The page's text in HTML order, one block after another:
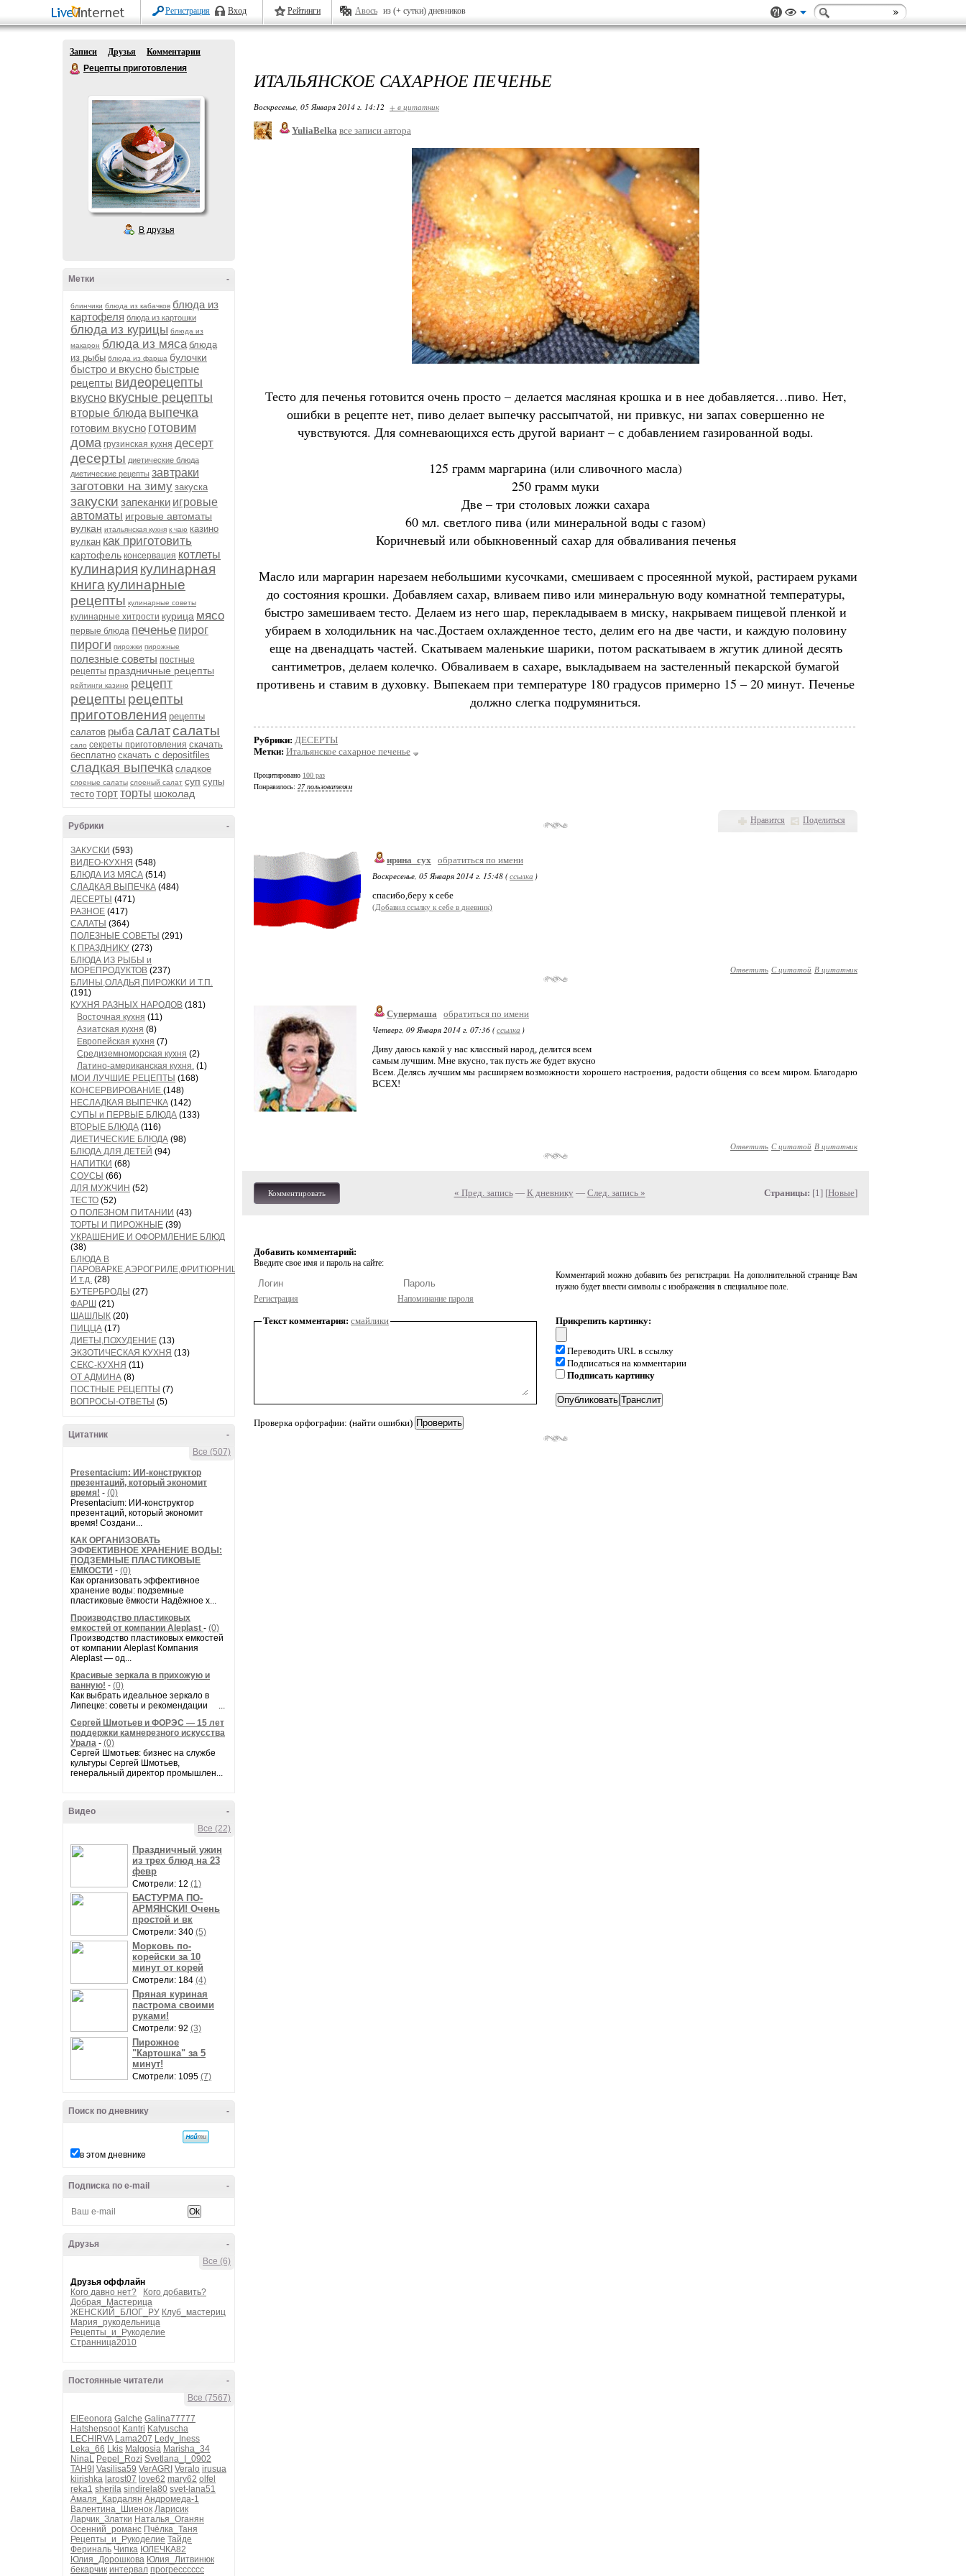
Регистрация Вход Рейтинги Авось из (+ сутки) дневников
Записи Друзья
Комментарии
Рецепты приготовления
В друзья
-
Метки
блинчики блюда из кабачков блюда из
картофеля блюда из картошки
блюда из курицы блюда из
макарон блюда из мяса блюда
из рыбы блюда из фарша булочки
быстро и вкусно быстрые
рецепты видеорецепты
вкусно вкусные рецепты
вторые блюда выпечка
готовим вкусно готовим
дома грузинская кухня десерт
десерты диетические блюда
диетические рецепты завтраки
заготовки на зиму закуска
закуски запеканки игровые
автоматы игровые автоматы
вулкан итальянская кухня к чаю казино
вулкан как приготовить
картофель консервация котлеты
кулинария кулинарная
книга кулинарные
рецепты кулинарные советы
кулинарные хитрости курица мясо
первые блюда печенье пирог
пироги пирожки пирожные
полезные советы постные
рецепты праздничные рецепты
рейтинги казино рецепт
рецепты рецепты
приготовления рецепты
салатов рыбасалатсалаты
сало секреты приготовления скачать
бесплатно скачать с depositfiles
сладкая выпечка сладкое
слоеные салаты слоеный салат суп супы
тесто тортторты шоколад
-
Рубрики
ЗАКУСКИ (593)
ВИДЕО-КУХНЯ (548)
БЛЮДА ИЗ МЯСА (514)
СЛАДКАЯ ВЫПЕЧКА (484)
ДЕСЕРТЫ (471)
РАЗНОЕ (417)
САЛАТЫ (364)
ПОЛЕЗНЫЕ СОВЕТЫ (291)
К ПРАЗДНИКУ (273)
БЛЮДА ИЗ РЫБЫ и
МОРЕПРОДУКТОВ (237)
БЛИНЫ,ОЛАДЬЯ,ПИРОЖКИ И Т.П.
(191)
КУХНЯ РАЗНЫХ НАРОДОВ (181)
Восточная кухня (11)
Азиатская кухня (8)
Европейская кухня (7)
Средиземноморская кухня (2)
Латино-американская кухня. (1)
МОИ ЛУЧШИЕ РЕЦЕПТЫ (168)
КОНСЕРВИРОВАНИЕ (148)
НЕСЛАДКАЯ ВЫПЕЧКА (142)
СУПЫ и ПЕРВЫЕ БЛЮДА (133)
ВТОРЫЕ БЛЮДА (116)
ДИЕТИЧЕСКИЕ БЛЮДА (98)
БЛЮДА ДЛЯ ДЕТЕЙ (94)
НАПИТКИ (68)
СОУСЫ (66)
ДЛЯ МУЖЧИН (52)
ТЕСТО (52)
О ПОЛЕЗНОМ ПИТАНИИ (43)
ТОРТЫ И ПИРОЖНЫЕ (39)
УКРАШЕНИЕ И ОФОРМЛЕНИЕ БЛЮД
(38)
БЛЮДА В
ПАРОВАРКЕ,АЭРОГРИЛЕ,ФРИТЮРНИЦЕ
И т.д. (28)
БУТЕРБРОДЫ (27)
ФАРШ (21)
ШАШЛЫК (20)
ПИЦЦА (17)
ДИЕТЫ,ПОХУДЕНИЕ (13)
ЭКЗОТИЧЕСКАЯ КУХНЯ (13)
СЕКС-КУХНЯ (11)
ОТ АДМИНА (8)
ПОСТНЫЕ РЕЦЕПТЫ (7)
ВОПРОСЫ-ОТВЕТЫ (5)
-
Цитатник
Все (507)
Presentacium: ИИ‑конструктор
презентаций, который экономит
время! - (0)
Presentacium: ИИ‑конструктор
презентаций, который экономит
время! Создани...
КАК ОРГАНИЗОВАТЬ
ЭФФЕКТИВНОЕ ХРАНЕНИЕ ВОДЫ:
ПОДЗЕМНЫЕ ПЛАСТИКОВЫЕ
ЁМКОСТИ - (0)
Как организовать эффективное
хранение воды: подземные
пластиковые ёмкости Надёжное х...
Производство пластиковых
емкостей от компании Aleplast - (0)
Производство пластиковых емкостей
от компании Aleplast Компания
Aleplast — од...
Красивые зеркала в прихожую и
ванную! - (0)
Как выбрать идеальное зеркало в
Липецке: советы и рекомендации ...
Сергей Шмотьев и ФОРЭС — 15 лет
поддержки камнерезного искусства
Урала - (0)
Сергей Шмотьев: бизнес на службе
культуры Сергей Шмотьев,
генеральный директор промышлен...
-
Видео
Все (22)
Праздничный ужин
из трех блюд на 23
февр
Смотрели: 12 (1)
БАСТУРМА ПО-
АРМЯНСКИ! Очень
простой и вк
Смотрели: 340 (5)
Морковь по-
корейски за 10
минут от корей
Смотрели: 184 (4)
Пряная куриная
пастрома своими
руками!
Смотрели: 92 (3)
Пирожное
"Картошка" за 5
минут!
Смотрели: 1095 (7)
-
Поиск по дневнику
в этом дневнике
-
Подписка по e-mail
-
Друзья
Все (6)
Друзья оффлайн
Кого давно нет?
Кого добавить?
Добрая_Мастерица
ЖЕНСКИЙ_БЛОГ_РУ Клуб_мастериц
Мария_рукодельница
Рецепты_и_Рукоделие
Странница2010
-
Постоянные читатели
Все (7567)
ElEeonora Galche Galina77777
Hatshepsoot Kantri Katyuscha
LECHIRVA Lama207 Ledy_Iness
Leka_66 Lkis Malgosia Marisha_34
NinaL Pepel_Rozi Svetlana_I_0902
TAH9I Vasilisa59 VerAGRI Veralo irusua
kiirishka larost07 love62 mary62 olfel
reka1 sherila sindirela80 svet-lana51
Амаля_Кардалян Андромеда-1
Валентина_Шиенок Ларисик
Ларчик_Златки Наталья_Оганян
Осенний_романс Пчёлка_Таня
Рецепты_и_Рукоделие Тайде
Фериналь Чипка ЮЛЕЧКА82
Юлия_Дорошкова Юлия_Литвинюк
бекарчик интервал прогресссссс
ИТАЛЬЯНСКОЕ САХАРНОЕ ПЕЧЕНЬЕ
Воскресенье, 05 Января 2014 г. 14:12 + в цитатник
YuliaBelka все записи автора
Тесто для печенья готовится очень просто – делается масляная крошка и в нее добавляется…пиво. Нет,
ошибки в рецепте нет, пиво делает выпечку рассыпчатой, ни привкус, ни запах совершенно не
чувствуются. Для сомневающихся есть другой вариант – с добавлением газированной воды.
125 грамм маргарина (или сливочного масла)
250 грамм муки
Две – три столовых ложки сахара
60 мл. светлого пива (или минеральной воды с газом)
Коричневый или обыкновенный сахар для обваливания печенья
Масло или маргарин нарезаем небольшими кусочками, смешиваем с просеянной мукой, растираем руками
до состояния крошки. Добавляем сахар, вливаем пиво или минеральную воду комнатной температуры,
быстро замешиваем тесто. Делаем из него шар, перекладываем в миску, накрываем пищевой пленкой и
убираем в холодильник на час.Достаем охлажденное тесто, делим его на две части, и каждую половину
еще на двенадцать частей. Скатываем маленькие шарики, потом раскатываем в жгутик длиной десять
сантиметров, делаем колечко. Обваливаем в сахаре, выкладываем на застеленный пекарской бумагой
противень и ставим в духовку. Выпекаем при температуре 180 градусов примерно 15 – 20 минут. Печенье
должно слегка подрумяниться.
Рубрики: ДЕСЕРТЫ
Метки: Итальянское сахарное печенье
Процитировано 100 раз
Понравилось: 27 пользователям
Нравится Поделиться
ирина_сух обратиться по имени
Воскресенье, 05 Января 2014 г. 15:48 (ссылка )
спасибо,беру к себе
(Добавил ссылку к себе в дневник)
Ответить С цитатой В цитатник
Супермаша
обратиться по имени
Четверг, 09 Января 2014 г. 07:36 (ссылка )
Диву даюсь какой у нас классный народ, делится всем
самым лучшим. Мне вкусно, так пусть же будет вкусно
Всем. Делясь лучшим мы расширяем возможности хорошего настроения, радости общения со всем миром. Благодарю
ВСЕХ!
Ответить С цитатой В цитатник
Комментировать « Пред. запись— К дневнику — След. запись » Страницы: [1] [Новые]
Добавить комментарий:
Введите свое имя и пароль на сайте:
Регистрация Напоминание пароля
Комментарий можно добавить без регистрации. На дополнительной странице Вам
нужно будет ввести символы с изображения в специальное поле.
Текст комментария: смайлики
Проверка орфографии: (найти ошибки)
Прикрепить картинку:
Переводить URL в ссылку
Подписаться на комментарии
Подписать картинку